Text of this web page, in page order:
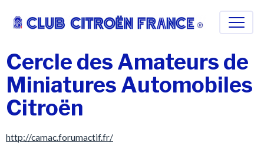
Cercle des Amateurs de
Miniatures Automobiles
Citroën
http://camac.forumactif.fr/